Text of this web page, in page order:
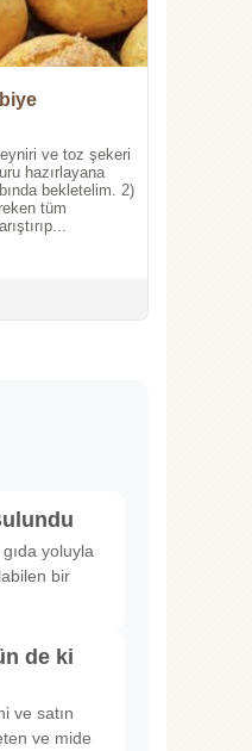
ve toz şekeri
hazırlayana
bekletelim. 2)
tüm
yoluyla
bir
de ki
ve satın
ve mide